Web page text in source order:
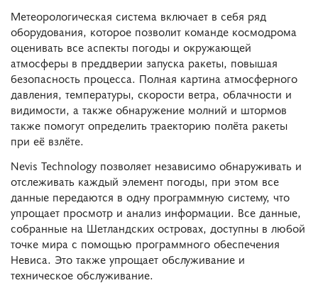
Метеорологическая система включает в себя ряд
оборудования, которое позволит команде космодрома
оценивать все аспекты погоды и окружающей
атмосферы в преддверии запуска ракеты, повышая
безопасность процесса. Полная картина атмосферного
давления, температуры, скорости ветра, облачности и
видимости, а также обнаружение молний и штормов
также помогут определить траекторию полёта ракеты
при её взлёте.
Nevis Technology позволяет независимо обнаруживать и
отслеживать каждый элемент погоды, при этом все
данные передаются в одну программную систему, что
упрощает просмотр и анализ информации. Все данные,
собранные на Шетландских островах, доступны в любой
точке мира с помощью программного обеспечения
Невиса. Это также упрощает обслуживание и
техническое обслуживание.